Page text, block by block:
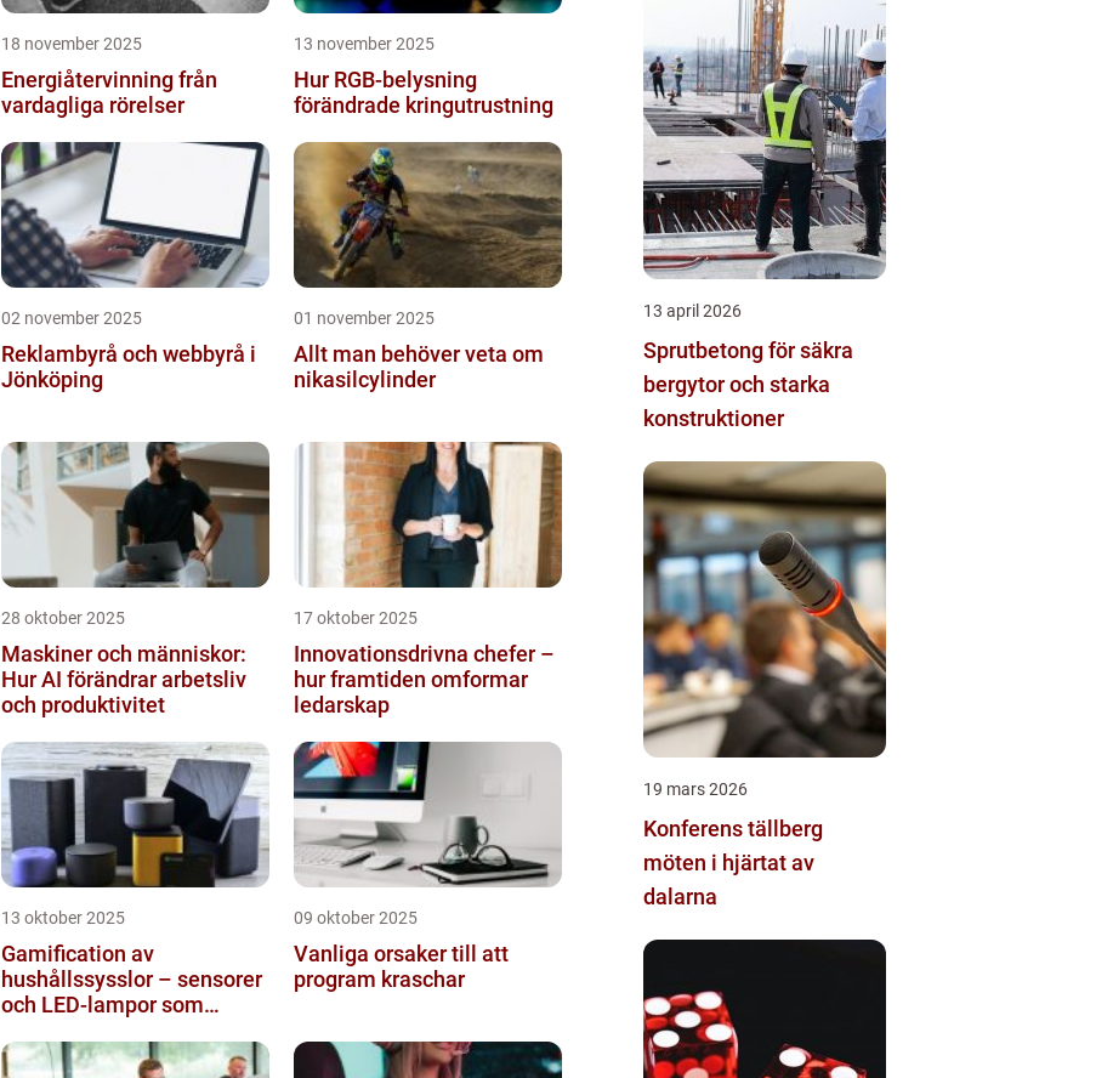
18 november 2025
Energiåtervinning från
vardagliga rörelser
13 november 2025
Hur RGB-belysning
förändrade kringutrustning
02 november 2025
Reklambyrå och webbyrå i
Jönköping
01 november 2025
Allt man behöver veta om
nikasilcylinder
28 oktober 2025
Maskiner och människor:
Hur AI förändrar arbetsliv
och produktivitet
17 oktober 2025
Innovationsdrivna chefer –
hur framtiden omformar
ledarskap
13 oktober 2025
Gamification av
hushållssysslor – sensorer
och LED-lampor som
09 oktober 2025
Vanliga orsaker till att
program kraschar
13 april 2026
Sprutbetong för säkra
bergytor och starka
konstruktioner
19 mars 2026
Konferens tällberg
möten i hjärtat av
dalarna